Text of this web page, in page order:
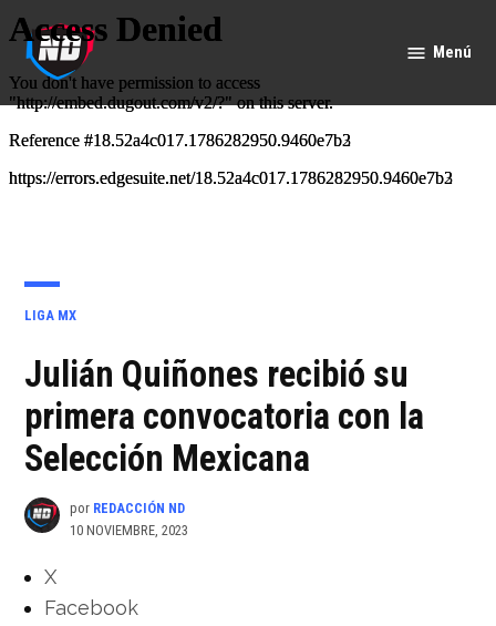
Saltar
al
contenido
Deportes
Menú
PUBLICADO
LIGA MX
Julián Quiñones recibió su
primera convocatoria con la
Selección Mexicana
por REDACCIÓN ND
10 NOVIEMBRE, 2023
X
Facebook